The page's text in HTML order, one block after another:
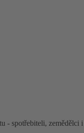
spotřebiteli, zemědělci